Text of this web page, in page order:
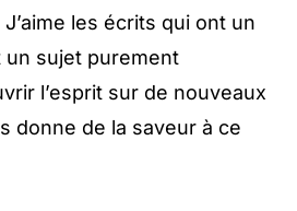
les écrits qui ont un
un sujet purement
l’esprit sur de nouveaux
donne de la saveur à ce